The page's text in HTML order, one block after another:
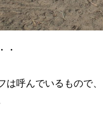
・
呼んでいるもので、